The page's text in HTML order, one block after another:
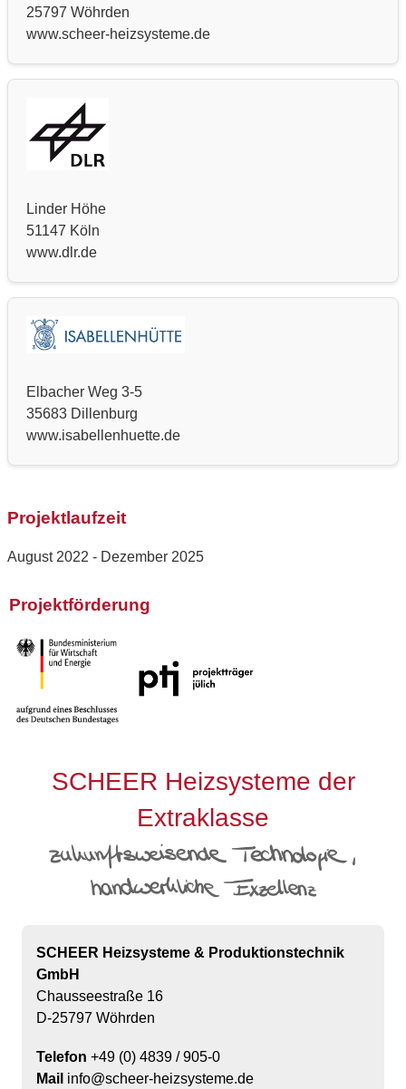
25797 Wöhrden
www.scheer-heizsysteme.de
Linder Höhe
51147 Köln
www.dlr.de
Elbacher Weg 3-5
35683 Dillenburg
www.isabellenhuette.de
Projektlaufzeit
August 2022 - Dezember 2025
Projektförderung
SCHEER Heizsysteme der
Extraklasse
SCHEER Heizsysteme & Produktionstechnik
GmbH
Chausseestraße 16
D-25797 Wöhrden
Telefon +49 (0) 4839 / 905-0
Mail info@scheer-heizsysteme.de